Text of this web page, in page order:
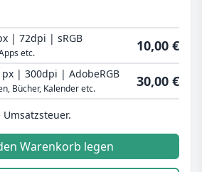
| 72dpi | sRGB
etc. 10,00 €
px | 300dpi | AdobeRGB
Bücher, Kalender etc. 30,00 €
Warenkorb legen